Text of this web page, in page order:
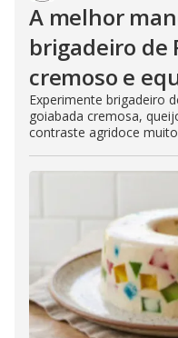
A melhor
brigadeiro de
cremoso e
Experimente brigadeiro
goiabada cremosa,
contraste agridoce